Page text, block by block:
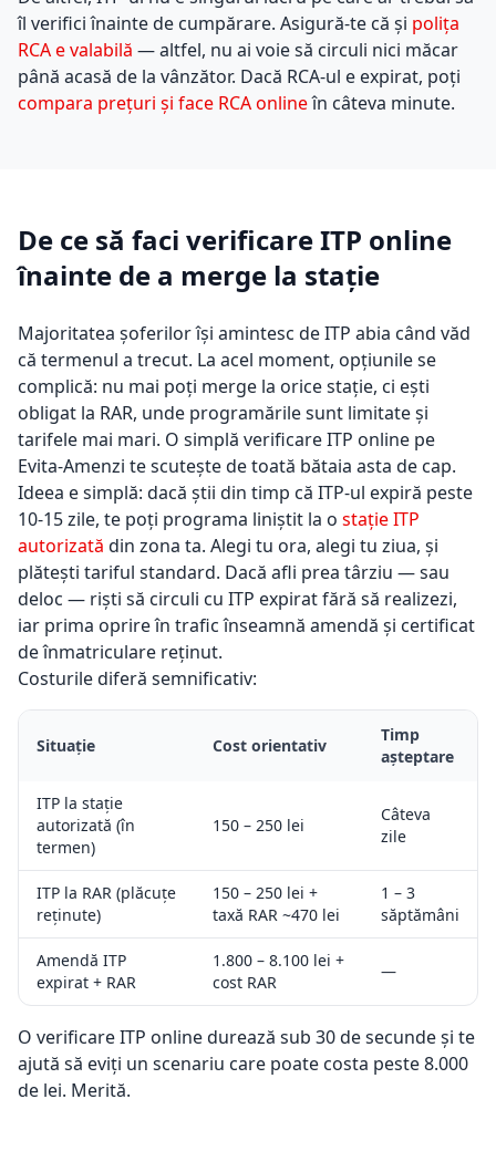
îl verifici înainte de cumpărare. Asigură-te că și polița
RCA e valabilă — altfel, nu ai voie să circuli nici măcar
până acasă de la vânzător. Dacă RCA-ul e expirat, poți
compara prețuri și face RCA onlineîn câteva minute.
De ce să faci verificare ITP online
înainte de a merge la stație
Majoritatea șoferilor își amintesc de ITP abia când văd
că termenul a trecut. La acel moment, opțiunile se
complică: nu mai poți merge la orice stație, ci ești
obligat la RAR, unde programările sunt limitate și
tarifele mai mari. O simplă verificare ITP online pe
Evita-Amenzi te scutește de toată bătaia asta de cap.
Ideea e simplă: dacă știi din timp că ITP-ul expiră peste
10-15 zile, te poți programa liniștit la o stație ITP
autorizată din zona ta. Alegi tu ora, alegi tu ziua, și
plătești tariful standard. Dacă afli prea târziu — sau
deloc — riști să circuli cu ITP expirat fără să realizezi,
iar prima oprire în trafic înseamnă amendă și certificat
de înmatriculare reținut.
Costurile diferă semnificativ:
Situație Cost orientativ
Timp
așteptare
ITP la stație
autorizată (în
termen)
150 – 250 lei
Câteva
zile
ITP la RAR (plăcuțe
reținute)
150 – 250 lei +
taxă RAR ~470 lei
1 – 3
săptămâni
Amendă ITP
expirat + RAR
1.800 – 8.100 lei +
cost RAR
—
O verificare ITP online durează sub 30 de secunde și te
ajută să eviți un scenariu care poate costa peste 8.000
de lei. Merită.